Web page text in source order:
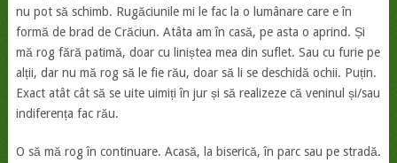
nu pot să schimb. Rugăciunile mi le fac la o lumânare care e în
formă de brad de Crăciun. Atâta am în casă, pe asta o aprind. Și
mă rog fără patimă, doar cu liniștea mea din suflet. Sau cu furie pe
alții, dar nu mă rog să le fie rău, doar să li se deschidă ochii. Puțin.
Exact atât cât să se uite uimiți în jur și să realizeze că veninul și/sau
indiferența fac rău.
O să mă rog în continuare. Acasă, la biserică, în parc sau pe stradă.